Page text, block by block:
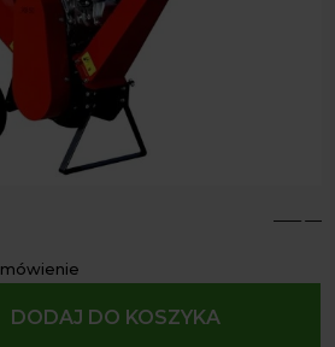
5
DODAJ DO KOSZYKA